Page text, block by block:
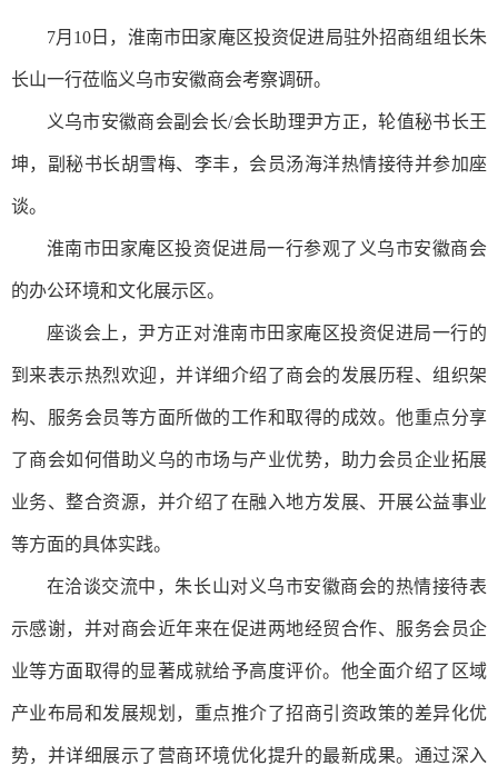
7月10日，淮南市田家庵区投资促进局驻外招商组组长朱
长山一行莅临义乌市安徽商会考察调研。
义乌市安徽商会副会长/会长助理尹方正，轮值秘书长王
坤，副秘书长胡雪梅、李丰，会员汤海洋热情接待并参加座
谈。
淮南市田家庵区投资促进局一行参观了义乌市安徽商会
的办公环境和文化展示区。
座谈会上，尹方正对淮南市田家庵区投资促进局一行的
到来表示热烈欢迎，并详细介绍了商会的发展历程、组织架
构、服务会员等方面所做的工作和取得的成效。他重点分享
了商会如何借助义乌的市场与产业优势，助力会员企业拓展
业务、整合资源，并介绍了在融入地方发展、开展公益事业
等方面的具体实践。
在洽谈交流中，朱长山对义乌市安徽商会的热情接待表
示感谢，并对商会近年来在促进两地经贸合作、服务会员企
业等方面取得的显著成就给予高度评价。他全面介绍了区域
产业布局和发展规划，重点推介了招商引资政策的差异化优
势，并详细展示了营商环境优化提升的最新成果。通过深入